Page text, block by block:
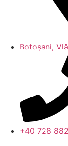
Botoșani,
+40 728